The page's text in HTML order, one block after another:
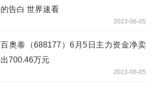
的告白 世界速看
2023-06-05
百奥泰（688177）6月5日主力资金净卖
出700.46万元
2023-06-05